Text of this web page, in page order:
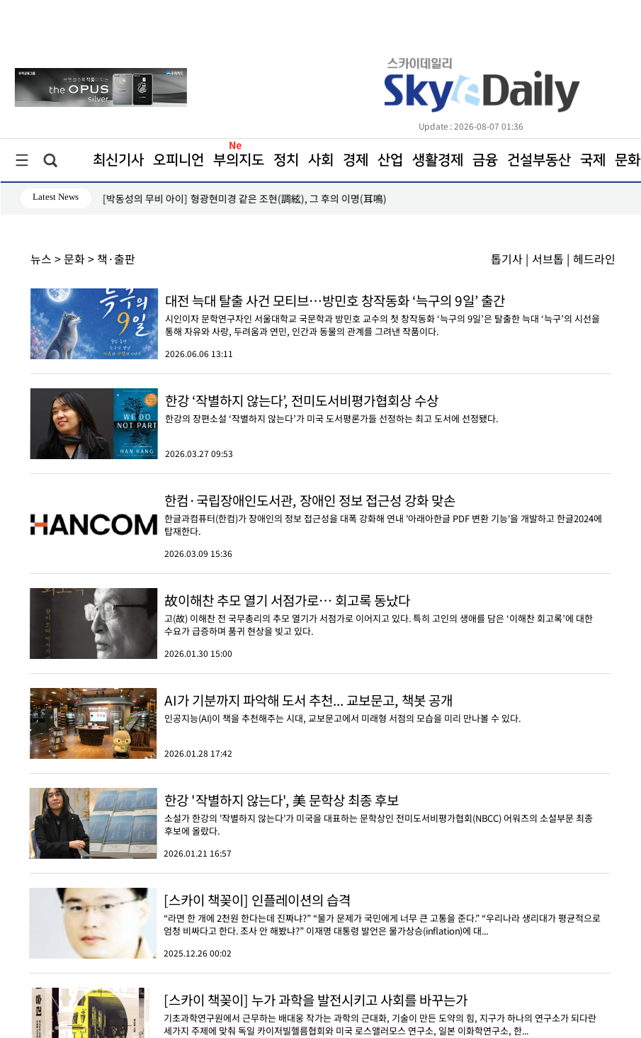
Update : 2026-08-07 01:36
최신기사 오피니언 부의지도 정치 사회 경제 산업 생활경제 금융 건설부동산 국제 문화
Latest News
의 이명(耳鳴) [이재명의 세무테크] 연말정산, 하반기 전략이 절세 좌우한다
뉴스 > 문화 > 책·출판 톱기사 | 서브톱 |헤드라인
대전 늑대 탈출 사건 모티브…방민호 창작동화 ‘늑구의 9일’ 출간
시인이자 문학연구자인 서울대학교 국문학과 방민호 교수의 첫 창작동화 ‘늑구의 9일’은 탈출한 늑대 ‘늑구’의 시선을
통해 자유와 사랑, 두려움과 연민, 인간과 동물의 관계를 그려낸 작품이다.
2026.06.06 13:11
한강 ‘작별하지 않는다’, 전미도서비평가협회상 수상
한강의 장편소설 ‘작별하지 않는다’가 미국 도서평론가들 선정하는 최고 도서에 선정됐다.
2026.03.27 09:53
한컴·국립장애인도서관, 장애인 정보 접근성 강화 맞손
한글과컴퓨터(한컴)가 장애인의 정보 접근성을 대폭 강화해 연내 '아래아한글 PDF 변환 기능'을 개발하고 한글2024에
탑재한다.
2026.03.09 15:36
故이해찬 추모 열기 서점가로… 회고록 동났다
고(故) 이해찬 전 국무총리의 추모 열기가 서점가로 이어지고 있다. 특히 고인의 생애를 담은 ‘이해찬 회고록’에 대한
수요가 급증하며 품귀 현상을 빚고 있다.
2026.01.30 15:00
AI가 기분까지 파악해 도서 추천... 교보문고, 책봇 공개
인공지능(AI)이 책을 추천해주는 시대, 교보문고에서 미래형 서점의 모습을 미리 만나볼 수 있다.
2026.01.28 17:42
한강 '작별하지 않는다', 美 문학상 최종 후보
소설가 한강의 '작별하지 않는다'가 미국을 대표하는 문학상인 전미도서비평가협회(NBCC) 어워즈의 소설부문 최종
후보에 올랐다.
2026.01.21 16:57
[스카이 책꽂이] 인플레이션의 습격
“라면 한 개에 2천원 한다는데 진짜냐?” “물가 문제가 국민에게 너무 큰 고통을 준다.” “우리나라 생리대가 평균적으로
엄청 비싸다고 한다. 조사 안 해봤냐?” 이재명 대통령 발언은 물가상승(inflation)에 대...
2025.12.26 00:02
[스카이 책꽂이] 누가 과학을 발전시키고 사회를 바꾸는가
기초과학연구원에서 근무하는 배대웅 작가는 과학의 근대화, 기술이 만든 도약의 힘, 지구가 하나의 연구소가 되다란
세가지 주제에 맞춰 독일 카이저빌헬름협회와 미국 로스앨러모스 연구소, 일본 이화학연구소, 한...